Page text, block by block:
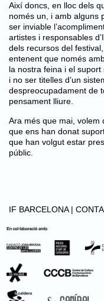
Així doncs, en lloc dels
només un, i amb alguns
ser inviable
artistes i responsables
dels recursos del
entenent que només
la nostra feina i el
i no ser titelles d’un
despreocupadament de
pensament lliure.
Ara més que mai, volem
que ens han donat
que han volgut estar
públic.
IF BARCELONA |